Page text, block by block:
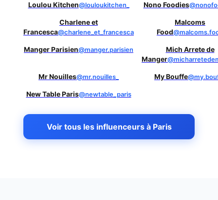
Loulou Kitchen@louloukitchen_ Nono Foodies
Charlene et
Francesca@charlene_et_francesca
Malcoms
Food
Manger Parisien@manger.parisien
Mich Arrete de
Manger
Mr Nouilles@mr.nouilles_ My Bouffe
New Table Paris@newtable_paris
Voir tous les influenceurs à Paris